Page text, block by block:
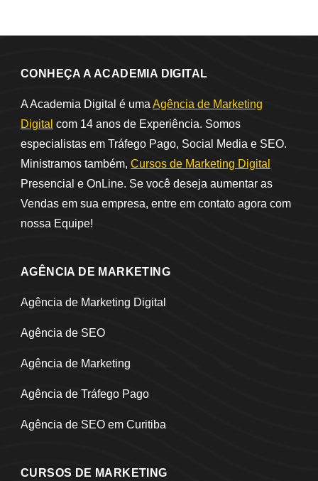
CONHEÇA A ACADEMIA DIGITAL
A Academia Digital é uma Agência de Marketing
Digital com 14 anos de Experiência. Somos
especialistas em Tráfego Pago, Social Media e SEO.
Ministramos também, Cursos de Marketing Digital
Presencial e OnLine. Se você deseja aumentar as
Vendas em sua empresa, entre em contato agora com
nossa Equipe!
AGÊNCIA DE MARKETING
Agência de Marketing Digital
Agência de SEO
Agência de Marketing
Agência de Tráfego Pago
Agência de SEO em Curitiba
CURSOS DE MARKETING